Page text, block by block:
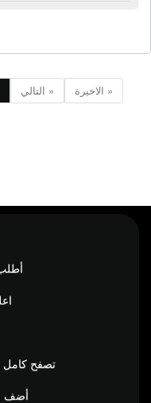
التالي » الاخيرة »
تصفح كامل
أضف